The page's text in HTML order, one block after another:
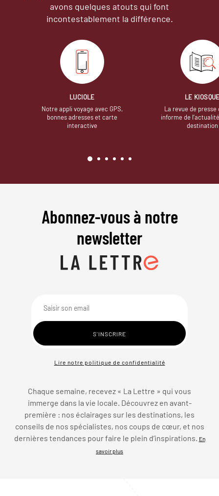
avons quelques atouts qui font
incontestablement la différence.
LUCIOLE
Notre appli voyage avec GPS,
bonnes adresses et carte
interactive
LE
La revue de presse
informe de
destination
Abonnez-vous à notre
newsletter
Lire notre politique de confidentialité
Chaque semaine, recevez « La Lettre » qui vous
immerge dans la vie locale. Découvrez en avant-
première : nos éclairages sur les destinations, les
conseils de nos spécialistes, nos coups de cœur, et nos
dernières tendances pour faire le plein d’inspirations. En
savoir plus